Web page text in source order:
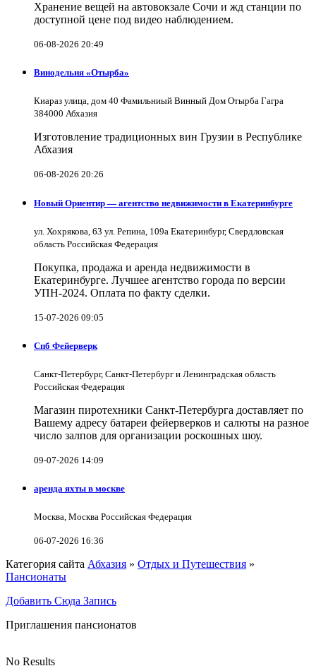
Хранение вещей на автовокзале Сочи и жд станции по
доступной цене под видео наблюдением.
06-08-2026 20:49
Винодельня «Отырба»
Киараз улица, дом 40 Фамильниый Винный Дом Отырба Гагра
384000 Абхазия
Изготовление традиционных вин Грузии в Республике
Абхазия
06-08-2026 20:26
Новый Ориентир — агентство недвижимости в Екатеринбурге
ул. Хохрякова, 63 ул. Репина, 109a Екатеринбург, Свердловская
область Российская Федерация
Покупка, продажа и аренда недвижимости в
Екатеринбурге. Лучшее агентство города по версии
УПН-2024. Оплата по факту сделки.
15-07-2026 09:05
Спб Фейерверк
Санкт-Петербург, Санкт-Петербург и Ленинградская область
Российская Федерация
Магазин пиротехники Санкт-Петербурга доставляет по
Вашему адресу батареи фейерверков и салюты на разное
число залпов для организации роскошных шоу.
09-07-2026 14:09
аренда яхты в москве
Москва, Москва Российская Федерация
06-07-2026 16:36
Категория сайта Абхазия » Отдых и Путешествия »
Пансионаты
Добавить Сюда Запись
Приглашения пансионатов
No Results